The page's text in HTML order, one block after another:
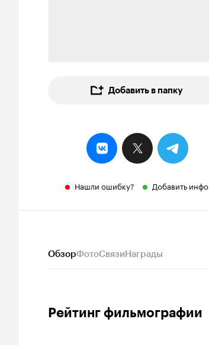
Добавить в папку
Нашли ошибку? Добавить инфо
ОбзорФотоСвязиНаграды
Рейтинг фильмографии